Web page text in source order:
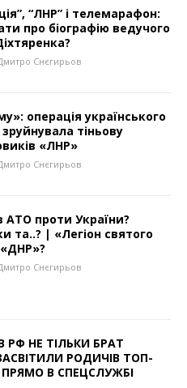
“ЛНР” і телемарафон:
про біографію ведучого
Снєгирьов
операція українського
тіньову
«ЛНР»
Снєгирьов
АТО проти України?
та..? | «Легіон святого
Снєгирьов
РФ НЕ ТІЛЬКИ БРАТ
РОДИЧІВ ТОП-
В СПЕЦСЛУЖБІ